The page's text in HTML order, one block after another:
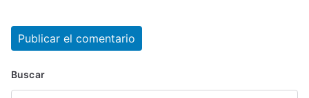
Buscar